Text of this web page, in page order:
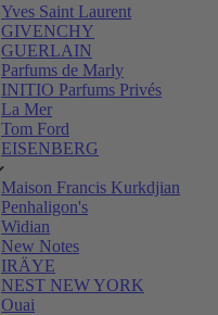
Yves Saint Laurent
GIVENCHY
GUERLAIN
Parfums de Marly
INITIO Parfums Privés
La Mer
Tom Ford
EISENBERG
Maison Francis Kurkdjian
Penhaligon's
Widian
New Notes
IRÄYE
NEST NEW YORK
Ouai